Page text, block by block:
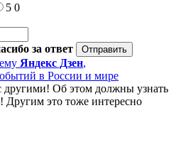
5 0
за ответ
Яндекс Дзен,
в России и мире
другими! Об этом должны узнать
Другим это тоже интересно